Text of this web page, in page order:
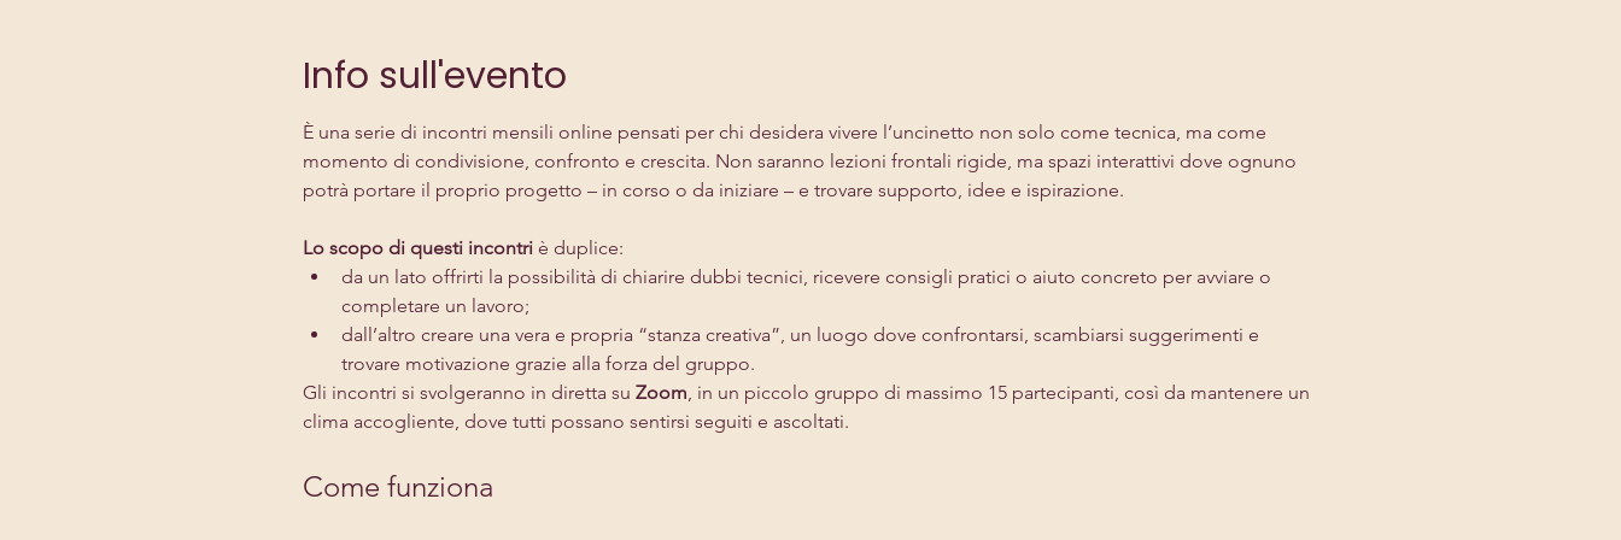
Info sull'evento
È una serie di incontri mensili online pensati per chi desidera vivere l’uncinetto non solo come tecnica, ma come
momento di condivisione, confronto e crescita. Non saranno lezioni frontali rigide, ma spazi interattivi dove ognuno
potrà portare il proprio progetto – in corso o da iniziare – e trovare supporto, idee e ispirazione.
Lo scopo di questi incontri è duplice:
da un lato offrirti la possibilità di chiarire dubbi tecnici, ricevere consigli pratici o aiuto concreto per avviare o
completare un lavoro;
dall’altro creare una vera e propria “stanza creativa”, un luogo dove confrontarsi, scambiarsi suggerimenti e
trovare motivazione grazie alla forza del gruppo.
Gli incontri si svolgeranno in diretta su Zoom , in un piccolo gruppo di massimo 15 partecipanti, così da mantenere un
clima accogliente, dove tutti possano sentirsi seguiti e ascoltati.
Come funziona